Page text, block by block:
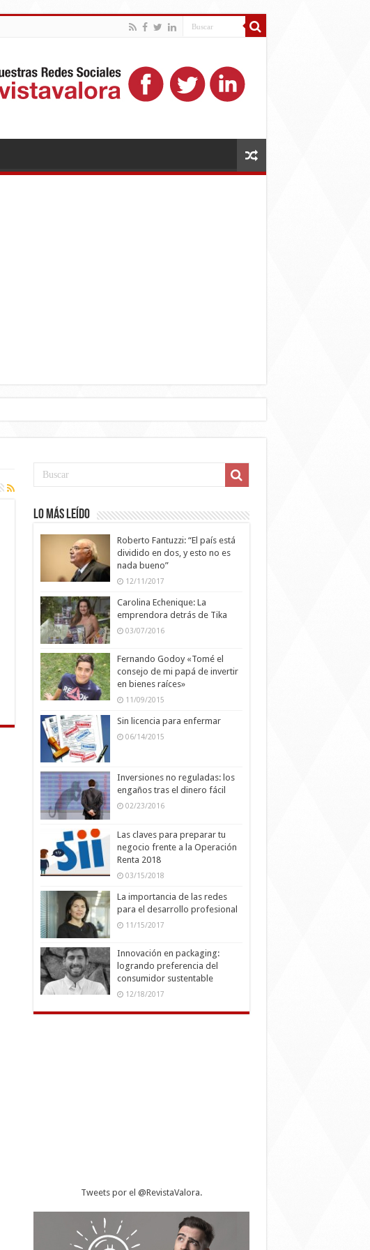
Lo más leído
Roberto Fantuzzi: “El país está
dividido en dos, y esto no es
nada bueno”
12/11/2017
Carolina Echenique: La
emprendora detrás de Tika
03/07/2016
Fernando Godoy «Tomé el
consejo de mi papá de invertir
en bienes raíces»
11/09/2015
Sin licencia para enfermar
06/14/2015
Inversiones no reguladas: los
engaños tras el dinero fácil
02/23/2016
Las claves para preparar tu
negocio frente a la Operación
Renta 2018
03/15/2018
La importancia de las redes
para el desarrollo profesional
11/15/2017
Innovación en packaging:
logrando preferencia del
consumidor sustentable
12/18/2017
Tweets por el @RevistaValora.